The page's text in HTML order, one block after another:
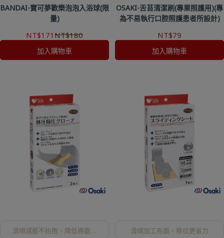
BANDAI-寶可夢歡樂泡泡入浴球(限
量)
NT$171NT$180
加入購物車
OSAKI-舌苔清潔刷(專業照護用)(專
為不易執行口腔照護患者所設計)
NT$79
加入購物車
滑順減壓不抬抱，降低褥瘡風
滑順加工布面，移位更省力